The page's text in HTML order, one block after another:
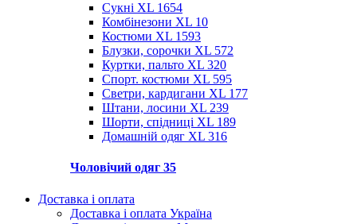
Cукні XL 1654
Комбінезони XL 10
Костюми XL 1593
Блузки, сорочки XL 572
Куртки, пальто XL 320
Спорт. костюми XL 595
Светри, кардигани XL 177
Штани, лосини XL 239
Шорти, спідниці XL 189
Домашній одяг XL 316
Чоловічий одяг 35
Доставка і оплата
Доставка і оплата Україна